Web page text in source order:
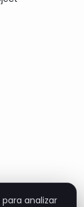
para analizar